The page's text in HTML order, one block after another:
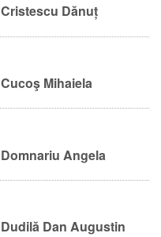
Cristescu Dănuț
Cucoş Mihaiela
Domnariu Angela
Dudilă Dan Augustin